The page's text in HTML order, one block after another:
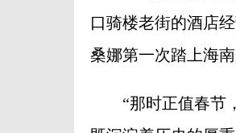
口骑楼老街的酒店
桑娜第一次踏上海南
“那时正值春节，